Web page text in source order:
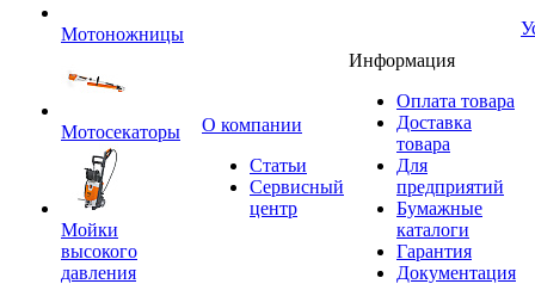
Мотоножницы
Мотосекаторы
Мойки
высокого
давления
O компании
Статьи
Сервисный
центр
Информация
Оплата товара
Доставка
товара
Для
предприятий
Бумажные
каталоги
Гарантия
Документация